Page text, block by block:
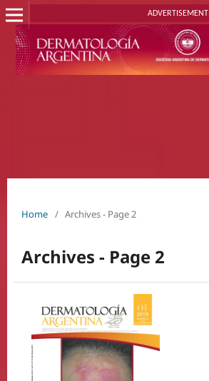
ADVERTISEMENT
Home / Archives - Page 2
Archives - Page 2